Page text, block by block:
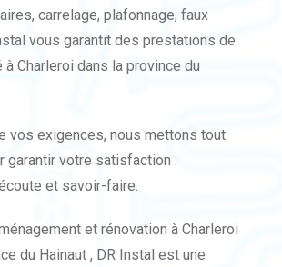
carrelage, plafonnage, faux
vous garantit des prestations de
à Charleroi dans la province du
vos exigences, nous mettons tout
garantir votre satisfaction :
et savoir-faire.
et rénovation à Charleroi
du Hainaut , DR Instal est une